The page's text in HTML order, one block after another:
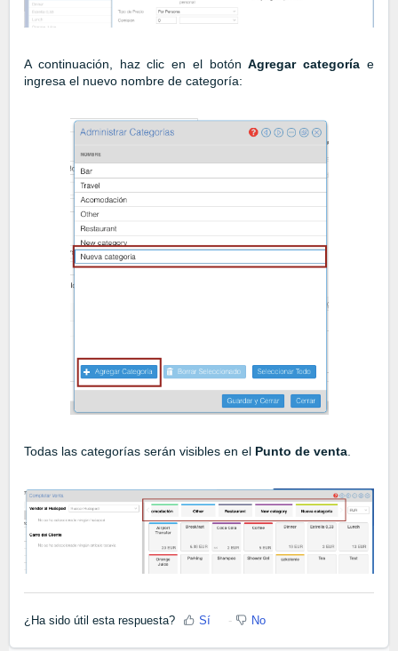
A continuación, haz clic en el botónAgregar categoría e
ingresa el nuevo nombre de categoría:
Todas las categorías serán visibles en el Punto de venta.
¿Ha sido útil esta respuesta? Sí No